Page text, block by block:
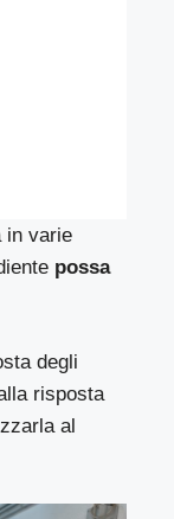
in varie
possa
degli
risposta
al